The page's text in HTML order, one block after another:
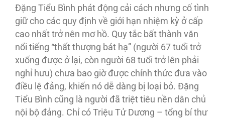
Đặng Tiểu Bình phát động cải cách nhưng cố tình
giữ cho các quy định về giới hạn nhiệm kỳ ở cấp
cao nhất trở nên mơ hồ. Quy tắc bất thành văn
nổi tiếng “thất thượng bát hạ” (người 67 tuổi trở
xuống được ở lại, còn người 68 tuổi trở lên phải
nghỉ hưu) chưa bao giờ được chính thức đưa vào
điều lệ đảng, khiến nó dễ dàng bị loại bỏ. Đặng
Tiểu Bình cũng là người đã triệt tiêu nền dân chủ
nội bộ đảng. Chỉ có Triệu Tử Dương – tổng bí thư